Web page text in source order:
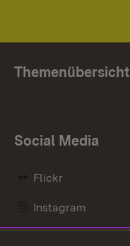
Themenübersicht
Social Media
Flickr
Instagram